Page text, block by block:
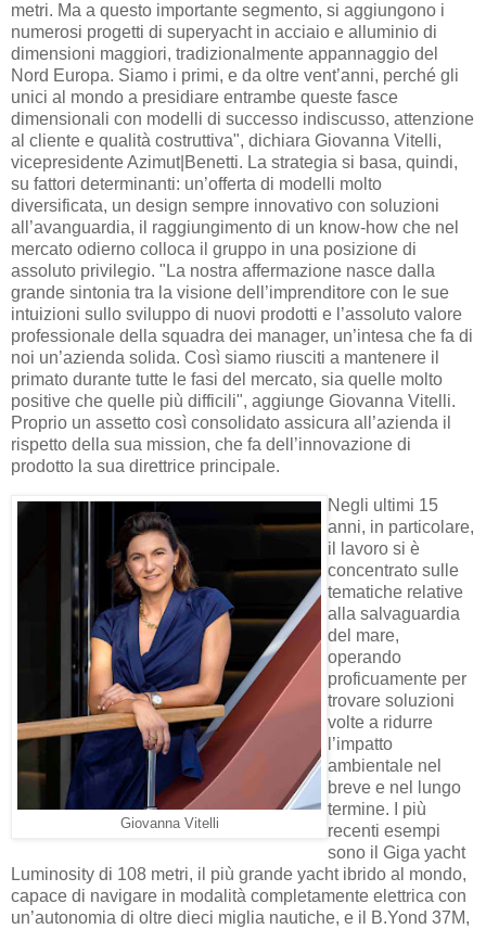
metri. Ma a questo importante segmento, si aggiungono i
numerosi progetti di superyacht in acciaio e alluminio di
dimensioni maggiori, tradizionalmente appannaggio del
Nord Europa. Siamo i primi, e da oltre vent’anni, perché gli
unici al mondo a presidiare entrambe queste fasce
dimensionali con modelli di successo indiscusso, attenzione
al cliente e qualità costruttiva", dichiara Giovanna Vitelli,
vicepresidente Azimut|Benetti. La strategia si basa, quindi,
su fattori determinanti: un’offerta di modelli molto
diversificata, un design sempre innovativo con soluzioni
all’avanguardia, il raggiungimento di un know-how che nel
mercato odierno colloca il gruppo in una posizione di
assoluto privilegio. "La nostra affermazione nasce dalla
grande sintonia tra la visione dell’imprenditore con le sue
intuizioni sullo sviluppo di nuovi prodotti e l’assoluto valore
professionale della squadra dei manager, un’intesa che fa di
noi un’azienda solida. Così siamo riusciti a mantenere il
primato durante tutte le fasi del mercato, sia quelle molto
positive che quelle più difficili", aggiunge Giovanna Vitelli.
Proprio un assetto così consolidato assicura all’azienda il
rispetto della sua mission, che fa dell’innovazione di
prodotto la sua direttrice principale.
Giovanna Vitelli
Negli ultimi 15
anni, in particolare,
il lavoro si è
concentrato sulle
tematiche relative
alla salvaguardia
del mare,
operando
proficuamente per
trovare soluzioni
volte a ridurre
l’impatto
ambientale nel
breve e nel lungo
termine. I più
recenti esempi
sono il Giga yacht
Luminosity di 108 metri, il più grande yacht ibrido al mondo,
capace di navigare in modalità completamente elettrica con
un’autonomia di oltre dieci miglia nautiche, e il B.Yond 37M,